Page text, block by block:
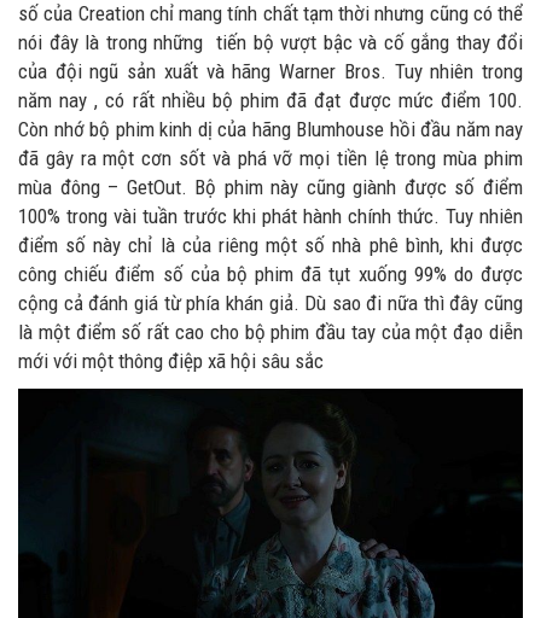
số của Creation chỉ mang tính chất tạm thời nhưng cũng có thể
nói đây là trong những tiến bộ vượt bậc và cố gắng thay đổi
của đội ngũ sản xuất và hãng Warner Bros. Tuy nhiên trong
năm nay , có rất nhiều bộ phim đã đạt được mức điểm 100.
Còn nhớ bộ phim kinh dị của hãng Blumhouse hồi đầu năm nay
đã gây ra một cơn sốt và phá vỡ mọi tiền lệ trong mùa phim
mùa đông – GetOut. Bộ phim này cũng giành được số điểm
100% trong vài tuần trước khi phát hành chính thức. Tuy nhiên
điểm số này chỉ là của riêng một số nhà phê bình, khi được
công chiếu điểm số của bộ phim đã tụt xuống 99% do được
cộng cả đánh giá từ phía khán giả. Dù sao đi nữa thì đây cũng
là một điểm số rất cao cho bộ phim đầu tay của một đạo diễn
mới với một thông điệp xã hội sâu sắc